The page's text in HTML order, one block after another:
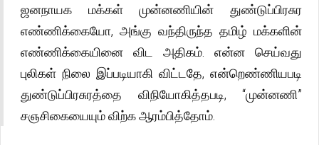
ஜனநாயக மக்கள் முன்னணியின் துண்டுப்பிரசுர
எண்ணிக்கையோ, அங்கு வந்திருந்த தமிழ் மக்களின்
எண்ணிக்கையினை விட அதிகம். என்ன செய்வது
புலிகள் நிலை இப்படியாகி விட்டதே, என்றெண்ணியபடி
துண்டுப்பிரசுரத்தை விநியோகித்தபடி, “முன்னணி”
சஞசிகையையும் விற்க ஆரம்பித்தோம்.